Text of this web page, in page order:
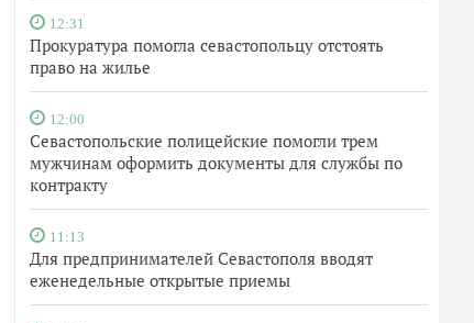
12:31
Прокуратура помогла севастопольцу отстоять
право на жилье
12:00
Севастопольские полицейские помогли трем
мужчинам оформить документы для службы по
контракту
11:13
Для предпринимателей Севастополя вводят
еженедельные открытые приемы